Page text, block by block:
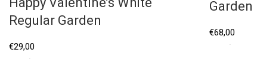
Regular Garden
€29,00
Επιλέξτε...
Garden
€68,00
Επιλέξτε...